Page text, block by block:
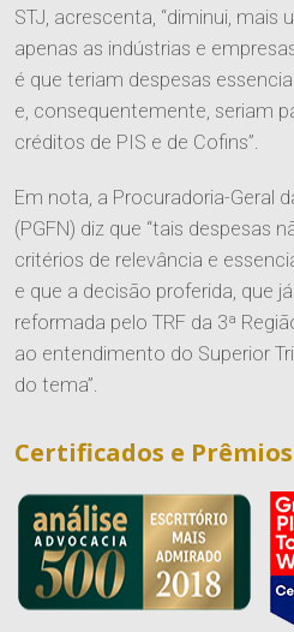
STJ, acrescenta, “diminui, mais
apenas as indústrias e
é que teriam despesas
e, consequentemente, seriam
créditos de PIS e de Cofins”.
Em nota, a Procuradoria-Geral
(PGFN) diz que “tais despesas
critérios de relevância e
e que a decisão proferida, que
reformada pelo TRF da 3ª
ao entendimento do Superior
do tema”.
Certificados e Prêmios